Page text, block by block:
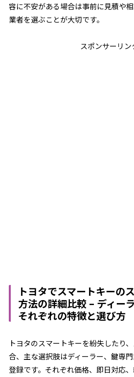
容に不安がある場合は事前に見積や
業者を選ぶことが大切です。
スポンサーリン
トヨタでスマートキーの
方法の詳細比較 – ディー
それぞれの特徴と選び方
トヨタのスマートキーを紛失したり
合、主な選択肢はディーラー、鍵専
登録です。それぞれ価格、即日対応